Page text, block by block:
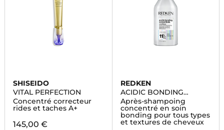
SHISEIDO
VITAL PERFECTION
Concentré correcteur
rides et taches A+
145,00 €
REDKEN
ACIDIC BONDING
CONCENTRATE
Après-shampoing
concentré en soin
bonding pour tous types
et textures de cheveux